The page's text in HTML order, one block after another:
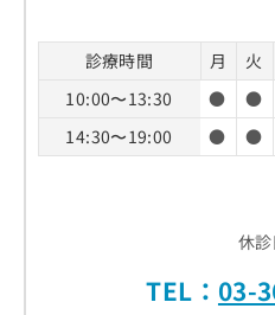
診療時間 月 火
10:00〜13:30
● ●
14:30〜19:00
● ●
休
TEL： 03-